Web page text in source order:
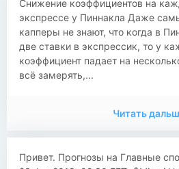
​​Снижение коэффициентов на
экспрессе у Пиннакла Даже
капперы не знают, что когда в
две ставки в экспрессик, то у
коэффициент падает на
всё замерять,...
Читать
Привет. Прогнозы на Главные